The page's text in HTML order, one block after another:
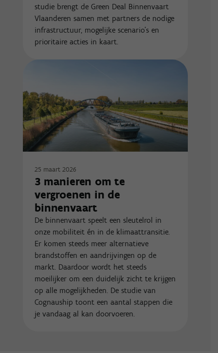
studie brengt de Green Deal Binnenvaart
Vlaanderen samen met partners de nodige
infrastructuur, mogelijke scenario’s en
prioritaire acties in kaart.
25 maart 2026
3 manieren om te
vergroenen in de
binnenvaart
De binnenvaart speelt een sleutelrol in
onze mobiliteit én in de klimaattransitie.
Er komen steeds meer alternatieve
brandstoffen en aandrijvingen op de
markt. Daardoor wordt het steeds
moeilijker om een duidelijk zicht te krijgen
op alle mogelijkheden. De studie van
Cognauship toont een aantal stappen die
je vandaag al kan doorvoeren.